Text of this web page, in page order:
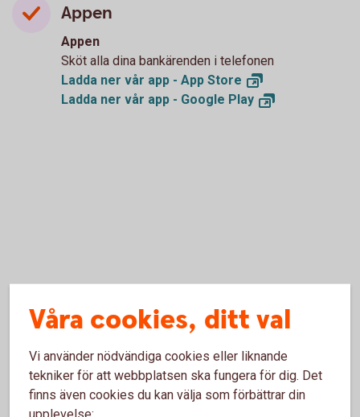
Appen
Appen
Sköt alla dina bankärenden i telefonen
Ladda ner vår app - App Store
Ladda ner vår app - Google Play
Vanliga frågor om att bli kund
Bli företagskund
Join Varbergs Sparbank
Våra cookies, ditt val
Vi använder nödvändiga cookies eller liknande
tekniker för att webbplatsen ska fungera för dig. Det
finns även cookies du kan välja som förbättrar din
upplevelse: